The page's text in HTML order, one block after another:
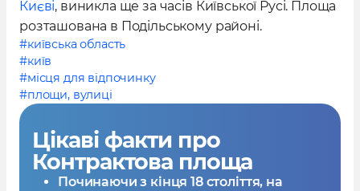
Києві, виникла ще за часів Київської Русі. Площа
розташована в Подільському районі.
#київська область
#київ
#місця для відпочинку
#площи, вулиці
Цікаві факти про
Контрактова площа
Починаючи з кінця 18 століття, на